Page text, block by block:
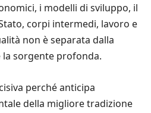
i modelli di sviluppo, il
corpi intermedi, lavoro e
non è separata dalla
la sorgente profonda.
perché anticipa
della migliore tradizione